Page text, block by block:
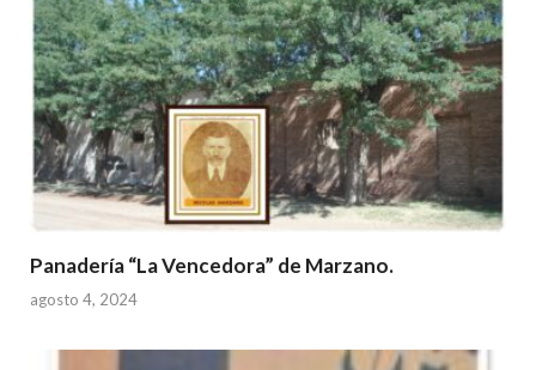
Panadería “La Vencedora” de Marzano.
agosto 4, 2024